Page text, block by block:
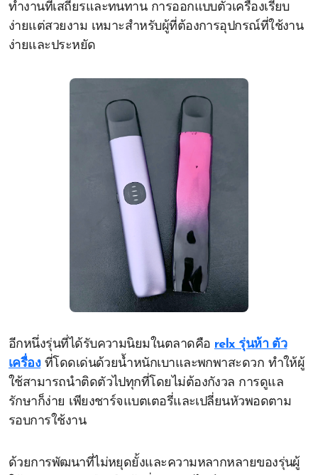
ทำงานที่เสถียรและทนทาน การออกแบบตัวเครื่องเรียบ
ง่ายแต่สวยงาม เหมาะสำหรับผู้ที่ต้องการอุปกรณ์ที่ใช้งาน
ง่ายและประหยัด
อีกหนึ่งรุ่นที่ได้รับความนิยมในตลาดคือ relx รุ่นห้า ตัว
เครื่องที่โดดเด่นด้วยน้ำหนักเบาและพกพาสะดวก ทำให้ผู้
ใช้สามารถนำติดตัวไปทุกที่โดยไม่ต้องกังวล การดูแล
รักษาก็ง่าย เพียงชาร์จแบตเตอรี่และเปลี่ยนหัวพอดตาม
รอบการใช้งาน
ด้วยการพัฒนาที่ไม่หยุดยั้งและความหลากหลายของรุ่นผู้